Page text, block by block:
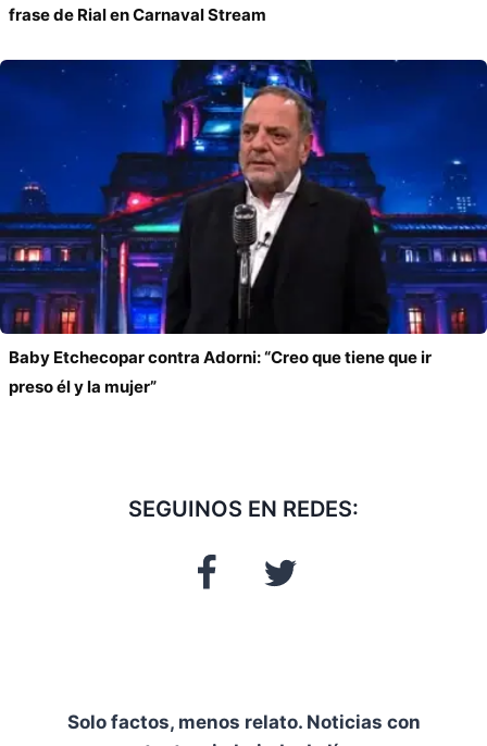
frase de Rial en Carnaval Stream
Baby Etchecopar contra Adorni: “Creo que tiene que ir
preso él y la mujer”
SEGUINOS EN REDES:
Solo factos, menos relato. Noticias con